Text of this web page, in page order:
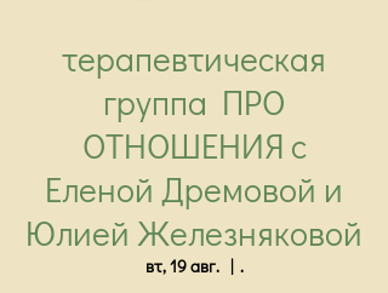
терапевтическая
группа ПРО
ОТНОШЕНИЯ с
Еленой Дремовой и
Юлией Железняковой
вт, 19 авг.
  |
.